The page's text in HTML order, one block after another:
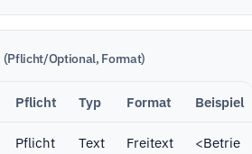
(Pflicht/Optional, Format)
Pflicht Typ Format Beispiel
Pflicht Text Freitext
<Betrie